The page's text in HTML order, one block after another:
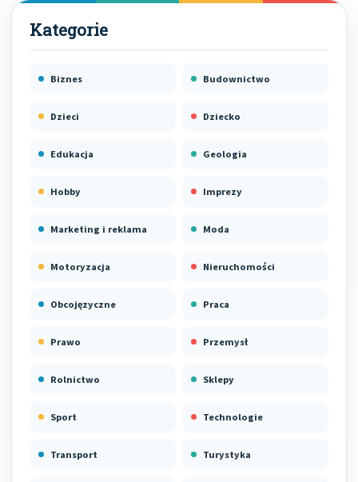
Biznes Budownictwo
Dzieci Dziecko
Edukacja Geologia
Hobby Imprezy
Marketing i reklama Moda
Motoryzacja Nieruchomości
Obcojęzyczne Praca
Prawo Przemysł
Rolnictwo Sklepy
Sport Technologie
Transport Turystyka